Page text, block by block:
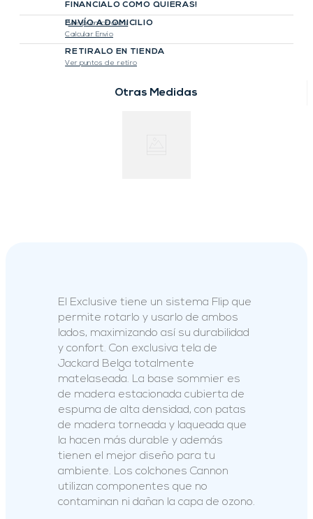
Ver promociones
FINANCIALO COMO QUIERAS!
ENVÍO A DOMICILIO
Calcular Envio
RETIRALO EN TIENDA
Ver puntos de retiro
Otras Medidas
El Exclusive tiene un sistema Flip que
permite rotarlo y usarlo de ambos
lados, maximizando así su durabilidad
y confort. Con exclusiva tela de
Jackard Belga totalmente
matelaseada. La base sommier es
de madera estacionada cubierta de
espuma de alta densidad, con patas
de madera torneada y laqueada que
la hacen más durable y además
tienen el mejor diseño para tu
ambiente. Los colchones Cannon
utilizan componentes que no
contaminan ni dañan la capa de ozono.